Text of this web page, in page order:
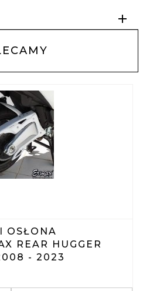
OSŁONA
REAR HUGGER
- 2023